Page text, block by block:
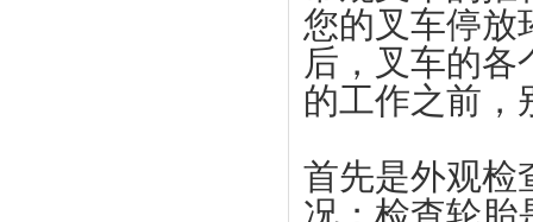
您的叉车停放
后，叉车的各
的工作之前，
首先是外观检